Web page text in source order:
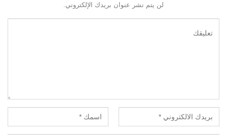
لن يتم نشر عنوان بريدك الإلكتروني.